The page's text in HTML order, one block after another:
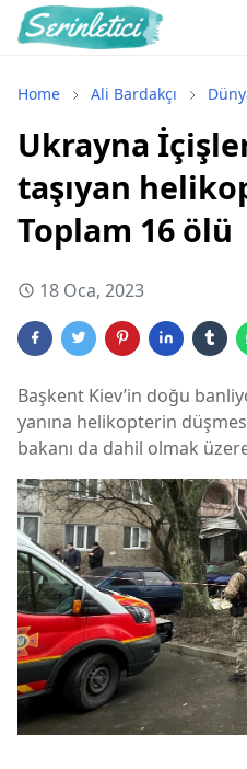
Home Ali Bardakçı
Ukrayna
taşıyan
Toplam 16 ölü
18 Oca, 2023
Başkent Kiev’in doğu
yanına helikopterin
bakanı da dahil olmak